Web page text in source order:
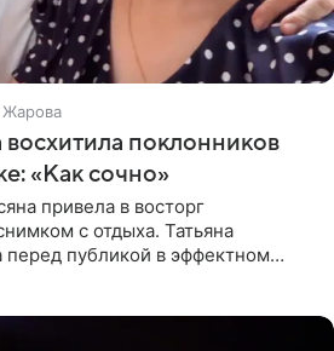
поклонников
«Как сочно»
привела в восторг
с отдыха. Татьяна
перед публикой в эффектном